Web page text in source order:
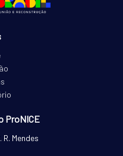
ProNICE
Mendes